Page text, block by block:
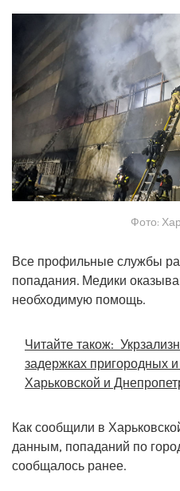
Фото:
Все профильные службы
попадания. Медики
необходимую помощь.
Читайте також:
задержках пригородных
Харьковской и
Как сообщили в
данным, попаданий по
сообщалось ранее.